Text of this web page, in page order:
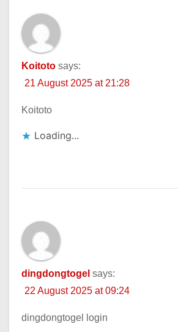
Koitoto says:
21 August 2025 at 21:28
Koitoto
Loading...
dingdongtogel says:
22 August 2025 at 09:24
dingdongtogel login